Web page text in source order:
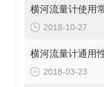
横河流量计使用
2018-10-27
横河流量计通用
2018-03-23